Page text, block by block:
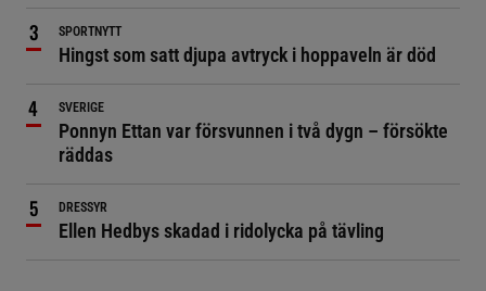
SPORTNYTT
Hingst som satt djupa avtryck i hoppaveln är död
SVERIGE
Ponnyn Ettan var försvunnen i två dygn – försökte
räddas
DRESSYR
Ellen Hedbys skadad i ridolycka på tävling